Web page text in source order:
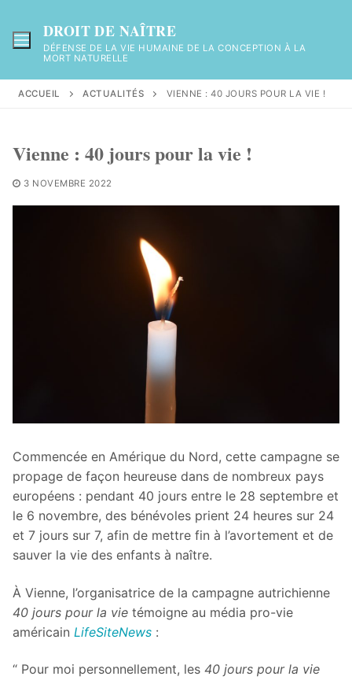
au
contenu
DROIT DE NAÎTRE
DÉFENSE DE LA VIE HUMAINE DE LA CONCEPTION À LA
MORT NATURELLE
ACCUEIL ACTUALITÉS VIENNE : 40 JOURS POUR LA VIE !
Vienne : 40 jours pour la vie !
3 NOVEMBRE 2022
Commencée en Amérique du Nord, cette campagne se
propage de façon heureuse dans de nombreux pays
européens : pendant 40 jours entre le 28 septembre et
le 6 novembre, des bénévoles prient 24 heures sur 24
et 7 jours sur 7, afin de mettre fin à l’avortement et de
sauver la vie des enfants à naître.
À Vienne, l’organisatrice de la campagne autrichienne
40 jours pour la vie témoigne au média pro-vie
américain LifeSiteNews :
“ Pour moi personnellement, les 40 jours pour la vie